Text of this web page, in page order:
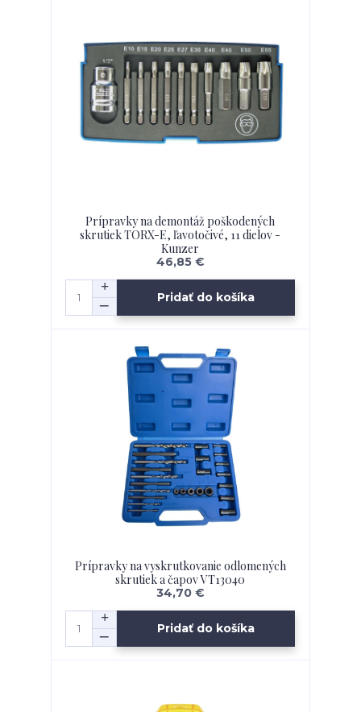
Prípravky na demontáž poškodených
skrutiek TORX-E, ľavotočivé, 11 dielov -
Kunzer
46,85 €
Pridať do košíka
Prípravky na vyskrutkovanie odlomených
skrutiek a čapov VT13040
34,70 €
Pridať do košíka